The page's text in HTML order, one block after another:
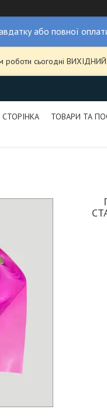
або повної
роботи сьогодні
ТОВАРИ ТА